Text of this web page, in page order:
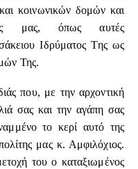
κοινωνικών δομών και
μας, όπως αυτές
Ιδρύματος Της ως
Της.
που, με την αρχοντική
σας και την αγάπη σας
το κερί αυτό της
μας κ. Αμφιλόχιος.
του ο καταξιωμένος